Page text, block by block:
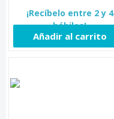
¡Recíbelo entre 2 y 4
hábiles!
Añadir al carrito